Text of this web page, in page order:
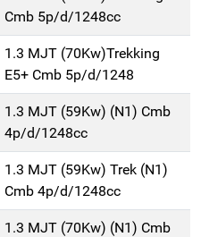
Cmb 5p/d/1248cc
1.3 MJT (70Kw)Trekking
E5+ Cmb 5p/d/1248
1.3 MJT (59Kw) (N1) Cmb
4p/d/1248cc
1.3 MJT (59Kw) Trek (N1)
Cmb 4p/d/1248cc
1.3 MJT (70Kw) (N1) Cmb